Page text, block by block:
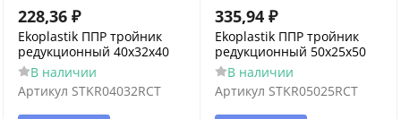
228,36 ₽
Ekoplastik ППР тройник
редукционный 40x32x40
В наличии
Артикул STKR04032RCT
335,94 ₽
Ekoplastik ППР тройник
редукционный 50x25x50
В наличии
Артикул STKR05025RCT